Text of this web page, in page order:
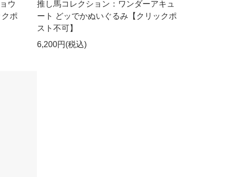
ウ
ポ
推し馬コレクション：ワンダーアキュ
ート どッでかぬいぐるみ【クリックポ
スト不可】
6,200円(税込)